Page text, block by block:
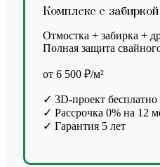
Комплекс с забиркой
Отмостка + забирка +
Полная защита
от 6 500 ₽/м²
✓ 3D-проект бесплатно
✓ Рассрочка 0% на 12
✓ Гарантия 5 лет